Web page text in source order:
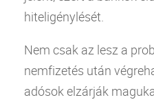
hiteligénylését.
Nem csak az lesz a
nemfizetés után
adósok elzárják